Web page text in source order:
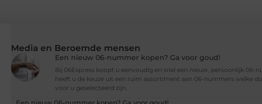
Media en Beroemde mensen
Een nieuw 06-nummer kopen? Ga voor goud!
Bij 06Express koopt u eenvoudig en snel een nieuw, persoonlijk 06-
heeft u de keuze uit een ruim assortiment aan 06-nummers welke
voor u geselecteerd zijn.
Een nieuw 06-nummer kopen? Ga voor goud!